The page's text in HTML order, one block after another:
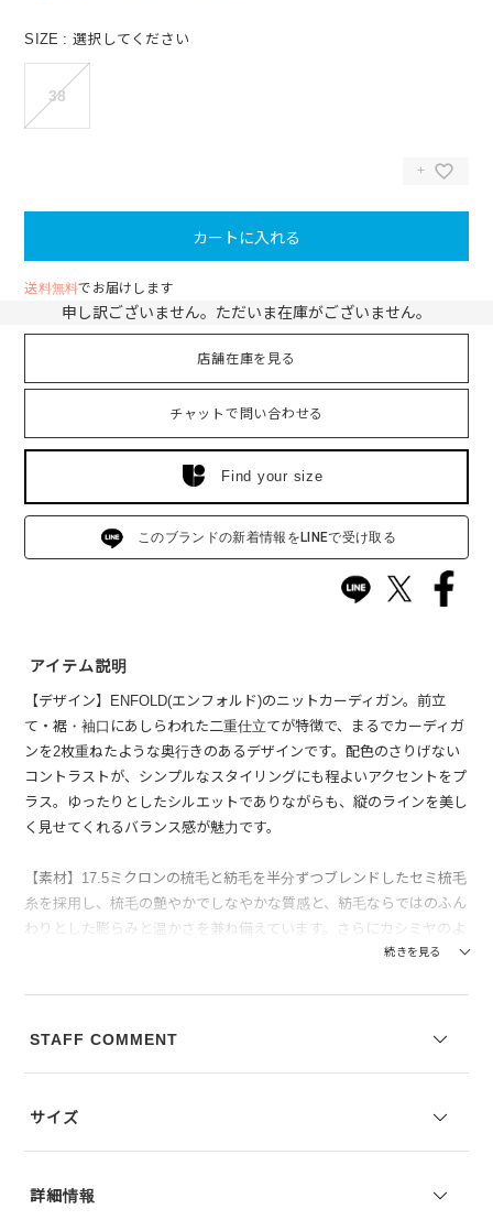
SIZE 選択してください
38
カートに入れる
送料無料でお届けします
申し訳ございません。ただいま在庫がございません。
店舗在庫を見る
チャットで問い合わせる
Find your size
このブランドの新着情報をLINEで受け取る
アイテム説明
【デザイン】ENFOLD(エンフォルド)のニットカーディガン。前立
て・裾・袖口にあしらわれた二重仕立てが特徴で、まるでカーディガ
ンを2枚重ねたような奥行きのあるデザインです。配色のさりげない
コントラストが、シンプルなスタイリングにも程よいアクセントをプ
ラス。ゆったりとしたシルエットでありながらも、縦のラインを美し
く見せてくれるバランス感が魅力です。
【素材】17.5ミクロンの梳毛と紡毛を半分ずつブレンドしたセミ梳毛
糸を採用し、梳毛の艶やかでしなやかな質感と、紡毛ならではのふん
わりとした膨らみと温かさを兼ね備えています。さらにカシミヤのよ
うな仕上げを施すことで、見た目にも上質な光沢感が漂い、触れた瞬
裏地の有無：なし
--------------------------------
続きを見る
STAFF COMMENT
サイズ
詳細情報